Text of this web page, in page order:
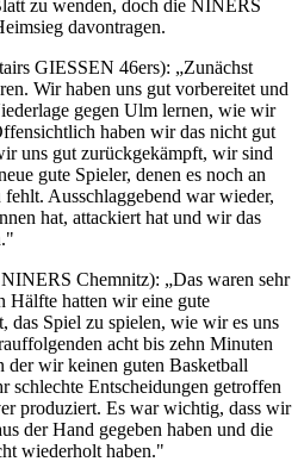
zu wenden, doch die NINERS
davontragen.
GIESSEN 46ers): „Zunächst
Wir haben uns gut vorbereitet und
gegen Ulm lernen, wie wir
haben wir das nicht gut
uns gut zurückgekämpft, wir sind
gute Spieler, denen es noch an
Ausschlaggebend war wieder,
hat, attackiert hat und wir das
Chemnitz): „Das waren sehr
Hälfte hatten wir eine gute
das Spiel zu spielen, wie wir es uns
acht bis zehn Minuten
der wir keinen guten Basketball
schlechte Entscheidungen getroffen
produziert. Es war wichtig, dass wir
der Hand gegeben haben und die
wiederholt haben."